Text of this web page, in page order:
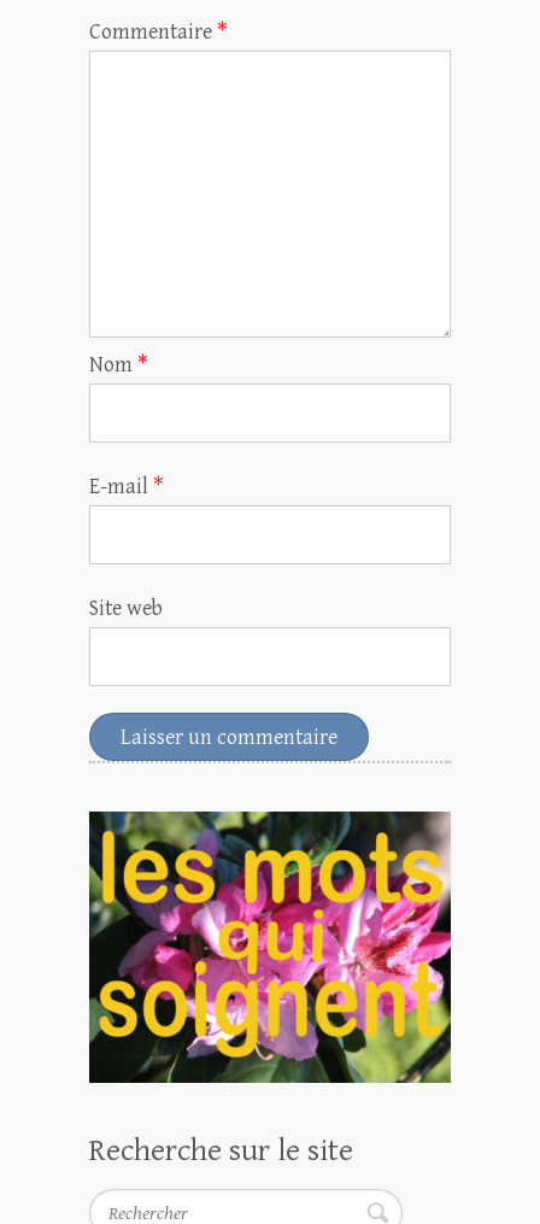
Commentaire *
Nom *
E-mail *
Site web
Recherche sur le site
Rechercher